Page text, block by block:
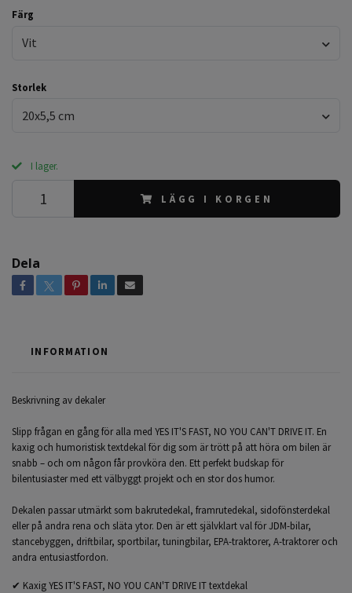
Färg
Vit
Storlek
20x5,5 cm
I lager.
LÄGG I KORGEN
Dela
INFORMATION
Beskrivning av dekaler
Slipp frågan en gång för alla med YES IT'S FAST, NO YOU CAN'T DRIVE IT. En
kaxig och humoristisk textdekal för dig som är trött på att höra om bilen är
snabb – och om någon får provköra den. Ett perfekt budskap för
bilentusiaster med ett välbyggt projekt och en stor dos humor.
Dekalen passar utmärkt som bakrutedekal, framrutedekal, sidofönsterdekal
eller på andra rena och släta ytor. Den är ett självklart val för JDM-bilar,
stancebyggen, driftbilar, sportbilar, tuningbilar, EPA-traktorer, A-traktorer och
andra entusiastfordon.
✔ Kaxig YES IT'S FAST, NO YOU CAN'T DRIVE IT textdekal